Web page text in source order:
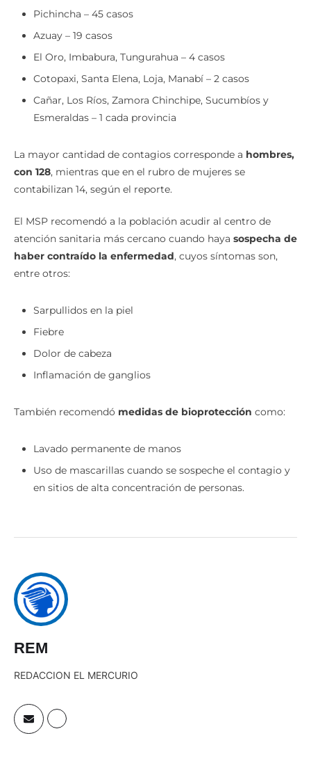
Pichincha – 45 casos
Azuay – 19 casos
El Oro, Imbabura, Tungurahua – 4 casos
Cotopaxi, Santa Elena, Loja, Manabí – 2 casos
Cañar, Los Ríos, Zamora Chinchipe, Sucumbíos y
Esmeraldas – 1 cada provincia
La mayor cantidad de contagios corresponde a hombres,
con 128, mientras que en el rubro de mujeres se
contabilizan 14, según el reporte.
El MSP recomendó a la población acudir al centro de
atención sanitaria más cercano cuando haya sospecha de
haber contraído la enfermedad, cuyos síntomas son,
entre otros:
Sarpullidos en la piel
Fiebre
Dolor de cabeza
Inflamación de ganglios
También recomendó medidas de bioprotección como:
Lavado permanente de manos
Uso de mascarillas cuando se sospeche el contagio y
en sitios de alta concentración de personas.
REM
REDACCION EL MERCURIO